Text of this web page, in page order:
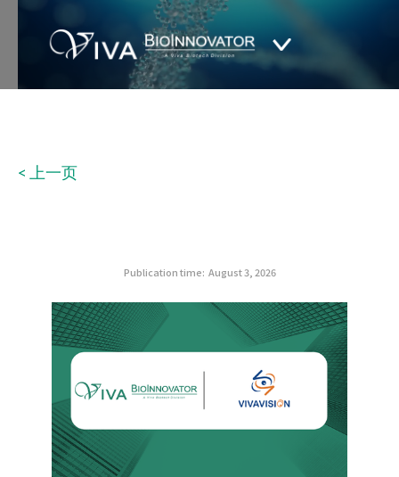
< 上一页
Publication time: August 3, 2026